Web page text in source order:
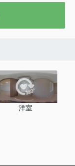
洋室